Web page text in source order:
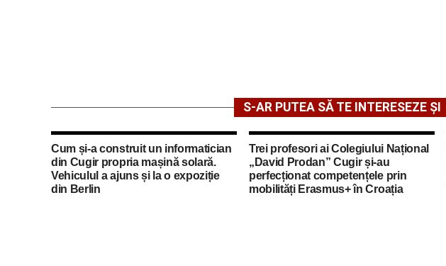
S-AR PUTEA SĂ TE INTERESEZE ȘI
Cum și-a construit un informatician
din Cugir propria mașină solară.
Vehiculul a ajuns și la o expoziție
din Berlin
Trei profesori ai Colegiului Național
„David Prodan” Cugir și-au
perfecționat competențele prin
mobilități Erasmus+ în Croația